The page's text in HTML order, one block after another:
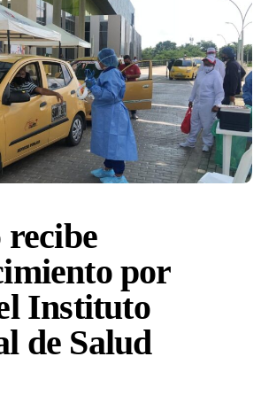
por
Instituto
de Salud